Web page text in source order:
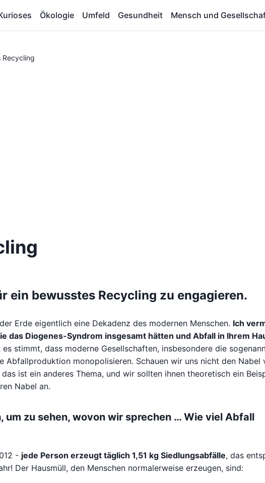
Ökologie Umfeld Gesundheit Mensch und
Recycling
ein bewusstes Recycling zu engagieren.
Erde eigentlich eine Dekadenz des modernen Menschen. Ich
das Diogenes-Syndrom insgesamt hätten und Abfall in Ihrem
stimmt, dass moderne Gesellschaften, insbesondere die
Abfallproduktion monopolisieren. Schauen wir uns nicht den Nabel
ist ein anderes Thema, und wir sollten ihnen theoretisch ein
Nabel an.
um zu sehen, wovon wir sprechen … Wie viel Abfall
- jede Person erzeugt täglich 1,51 kg Siedlungsabfälle, das
Der Hausmüll, den Menschen normalerweise erzeugen, sind: